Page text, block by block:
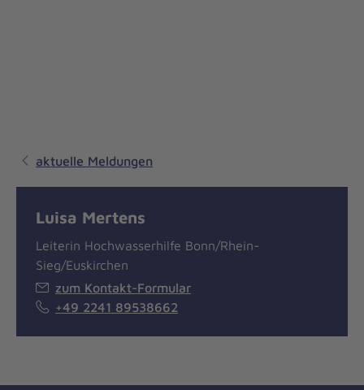
aktuelle Meldungen
Luisa Mertens
Leiterin Hochwasserhilfe Bonn/Rhein-
Sieg/Euskirchen
zum Kontakt-Formular
+49 2241 89538662